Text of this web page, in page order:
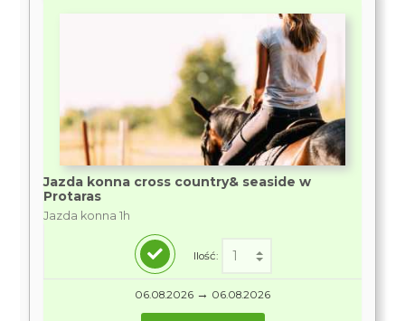
Jazda konna cross country& seaside w
Protaras
Jazda konna 1h
Ilość:
06.08.2026 → 06.08.2026